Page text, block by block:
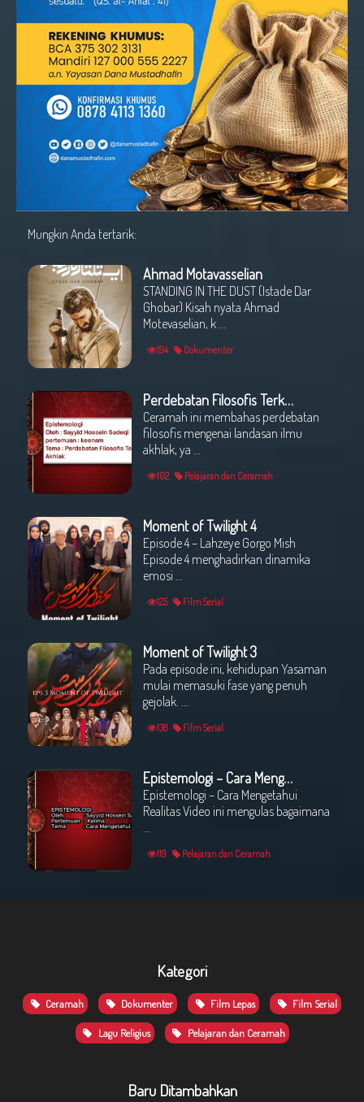
Mungkin Anda tertarik:
Ahmad Motavasselian
STANDING IN THE DUST (Istade Dar
Ghobar) Kisah nyata Ahmad
Motevaselian, k ...
194 Dokumenter
Perdebatan Filosofis Terkait Ilmu Akhlak
Ceramah ini membahas perdebatan
filosofis mengenai landasan ilmu
akhlak, ya ...
102 Pelajaran dan Ceramah
Moment of Twilight 4
Episode 4 – Lahzeye Gorgo Mish
Episode 4 menghadirkan dinamika
emosi ...
125 Film Serial
Moment of Twilight 3
Pada episode ini, kehidupan Yasaman
mulai memasuki fase yang penuh
gejolak. ...
138 Film Serial
Epistemologi – Cara Mengetahui Realitas oleh : Sayyed Hossein Sadeqi
Epistemologi – Cara Mengetahui
Realitas Video ini mengulas bagaimana
119 Pelajaran dan Ceramah
Kategori
Ceramah Dokumenter Film Lepas Film Serial
Lagu Religius Pelajaran dan Ceramah
Baru Ditambahkan